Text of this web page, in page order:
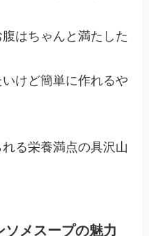
腹はちゃんと満たした
いけど簡単に作れるや
る栄養満点の具沢山
ソメスープの魅力